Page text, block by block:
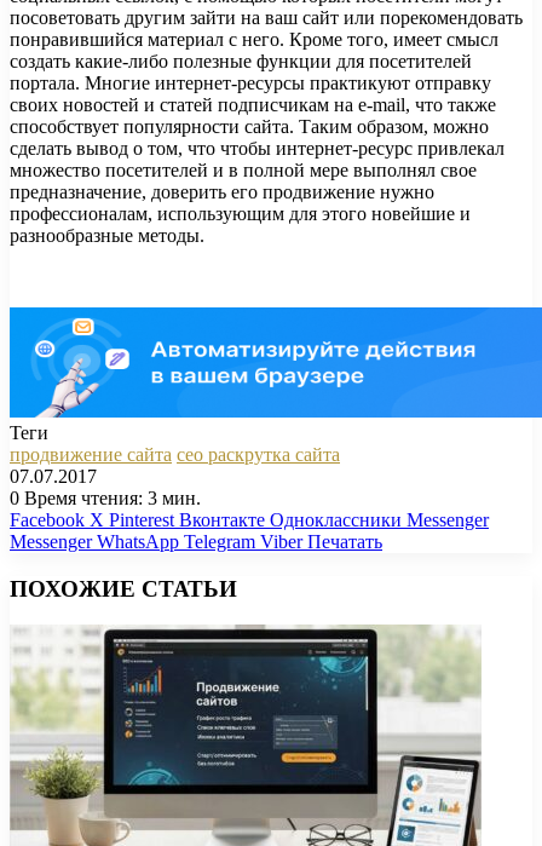
посоветовать другим зайти на ваш сайт или порекомендовать
понравившийся материал с него. Кроме того, имеет смысл
создать какие-либо полезные функции для посетителей
портала. Многие интернет-ресурсы практикуют отправку
своих новостей и статей подписчикам на e-mail, что также
способствует популярности сайта. Таким образом, можно
сделать вывод о том, что чтобы интернет-ресурс привлекал
множество посетителей и в полной мере выполнял свое
предназначение, доверить его продвижение нужно
профессионалам, использующим для этого новейшие и
разнообразные методы.
Теги
продвижение сайта сео раскрутка сайта
07.07.2017
0 Время чтения: 3 мин.
Facebook X Pinterest Вконтакте Одноклассники Messenger
Messenger WhatsApp Telegram Viber Печатать
ПОХОЖИЕ СТАТЬИ